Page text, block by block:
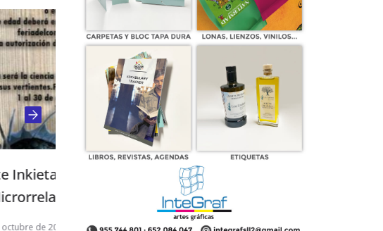
Saberes y oficios tradicionales
01 de enero de 2023